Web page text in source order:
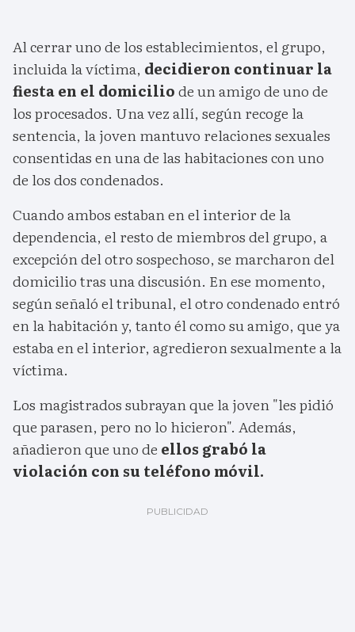
Al cerrar uno de los establecimientos, el grupo,
incluida la víctima, decidieron continuar la
fiesta en el domiciliode un amigo de uno de
los procesados. Una vez allí, según recoge la
sentencia, la joven mantuvo relaciones sexuales
consentidas en una de las habitaciones con uno
de los dos condenados.
Cuando ambos estaban en el interior de la
dependencia, el resto de miembros del grupo, a
excepción del otro sospechoso, se marcharon del
domicilio tras una discusión. En ese momento,
según señaló el tribunal, el otro condenado entró
en la habitación y, tanto él como su amigo, que ya
estaba en el interior, agredieron sexualmente a la
víctima.
Los magistrados subrayan que la joven "les pidió
que parasen, pero no lo hicieron". Además,
añadieron que uno de ellos grabó la
violación con su teléfono móvil.